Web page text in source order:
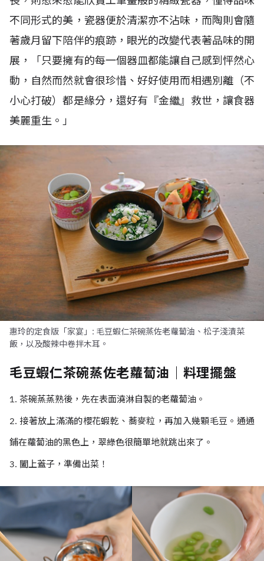
不同形式的美，瓷器便於清潔亦不沾味，而陶則會隨
著歲月留下陪伴的痕跡，眼光的改變代表著品味的開
展，「只要擁有的每一個器皿都能讓自己感到怦然心
動，自然而然就會很珍惜、好好使用而相遇別離（不
小心打破）都是緣分，還好有『金繼』救世，讓食器
美麗重生。」
惠玲的定食版「家宴」: 毛豆蝦仁茶碗蒸佐老蘿蔔油、松子淺漬菜
飯，以及酸辣中卷拌木耳。
毛豆蝦仁茶碗蒸佐老蘿蔔油｜料理擺盤
1. 茶碗蒸蒸熟後，先在表面澆淋自製的老蘿蔔油。
2. 接著放上滿滿的櫻花蝦乾、蕎麥粒，再加入幾顆毛豆。通通
鋪在蘿蔔油的黑色上，翠綠色很簡單地就跳出來了。
3. 闔上蓋子，準備出菜！